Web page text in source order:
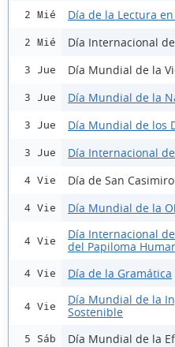
2 Mié Día de la Lectura
2 Mié Día Internacional
3 Jue Día Mundial de la
3 Jue Día Mundial de la
3 Jue Día Mundial de los
3 Jue Día Internacional
4 Vie Día de San Casimiro
4 Vie Día Mundial de la
4 Vie
Día Internacional
del Papiloma
4 Vie Día de la Gramática
4 Vie
Día Mundial de la
Sostenible
5 Sáb Día Mundial de la